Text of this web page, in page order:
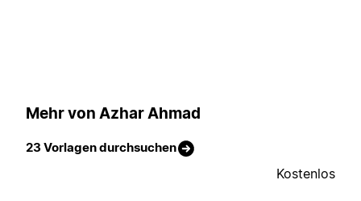
Mehr von Azhar Ahmad
23 Vorlagen durchsuchen
Kostenlos